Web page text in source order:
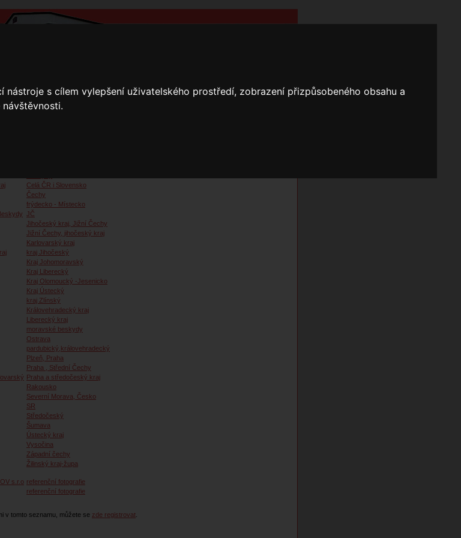
s cílem vylepšení uživatelského prostředí, zobrazení přizpůsobeného obsahu a
Celá ČR i Slovensko
Čechy
frýdecko - Místecko
JČ
Jihočeský kraj, Jižní Čechy
Jižní Čechy, jihočeský kraj
Karlovarský kraj
kraj Jihočeský
Kraj Johomoravský
Kraj Liberecký
Kraj Olomoucký -Jesenicko
Kraj Ústecký
kraj Zlínský
Královehradecký kraj
Liberecký kraj
moravské beskydy
Ostrava
pardubický,královehradecký
Plzeň, Praha
Praha , Střední Čechy
Praha a středočeský kraj
Rakousko
Severní Morava, Česko
SR
Středočeský
Šumava
Ústecký kraj
Vysočina
Západní čechy
Žilinský kraj-župa
s.r.o referenční fotografie
referenční fotografie
v tomto seznamu, můžete se zde registrovat